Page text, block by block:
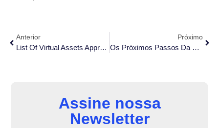
Anterior
List Of Virtual Assets Approved By ADGM
Próximo
Os Próximos Passos Da Regulação Do Mercado De Ativos Virtuais No Brasil: O Que Esperar Do Banco Central.
Assine nossa
Newsletter